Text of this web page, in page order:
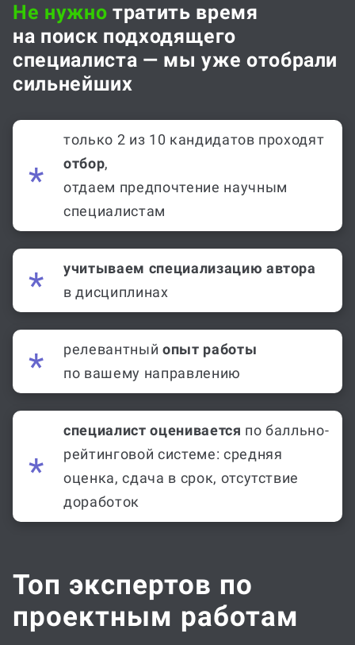
Не нужно тратить время
на поиск подходящего
специалиста — мы уже отобрали
сильнейших
только 2 из 10 кандидатов проходят
отбор,
отдаем предпочтение научным
специалистам
учитываем специализацию автора
в дисциплинах
релевантный опыт работы
по вашему направлению
специалист оценивается по балльно-
рейтинговой системе: средняя
оценка, сдача в срок, отсутствие
доработок
Топ экспертов по
проектным работам